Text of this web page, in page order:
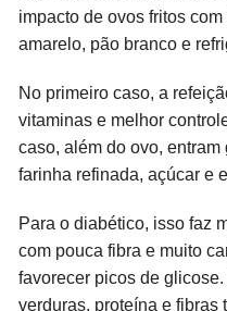
impacto de ovos fritos
amarelo, pão branco e
No primeiro caso, a
vitaminas e melhor
caso, além do ovo,
farinha refinada, açúcar e
Para o diabético, isso faz
com pouca fibra e muito
favorecer picos de
verduras, proteína e fibras